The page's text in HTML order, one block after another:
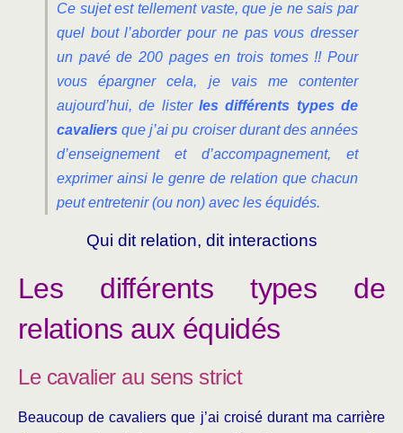
Ce sujet est tellement vaste, que je ne sais par
quel bout l’aborder pour ne pas vous dresser
un pavé de 200 pages en trois tomes !! Pour
vous épargner cela, je vais me contenter
aujourd’hui, de lister les différents types de
cavaliers que j’ai pu croiser durant des années
d’enseignement et d’accompagnement, et
exprimer ainsi le genre de relation que chacun
peut entretenir (ou non) avec les équidés.
Qui dit relation, dit interactions
Les différents types de
relations aux équidés
Le cavalier au sens strict
Beaucoup de cavaliers que j’ai croisé durant ma carrière